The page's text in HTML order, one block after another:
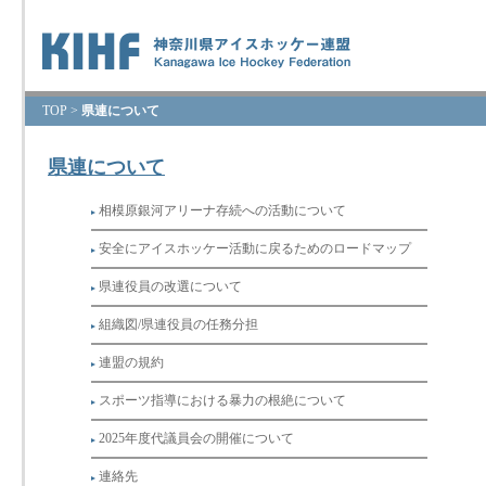
TOP > 県連について
県連について
相模原銀河アリーナ存続への活動について
安全にアイスホッケー活動に戻るためのロードマップ
県連役員の改選について
組織図/県連役員の任務分担
連盟の規約
スポーツ指導における暴力の根絶について
2025年度代議員会の開催について
連絡先